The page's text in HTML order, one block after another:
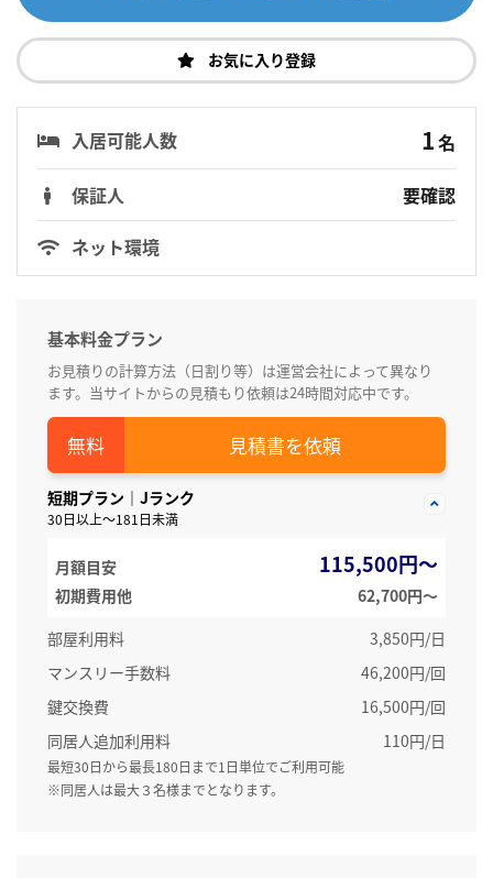
お気に入り登録
入居可能人数 1名
保証人
要確認
ネット環境
基本料金プラン
お見積りの計算方法（日割り等）は運営会社によって異なり
ます。当サイトからの見積もり依頼は24時間対応中です。
見積書を依頼
短期プラン｜Jランク
30日以上～181日未満
月額目安 115,500円～
初期費用他
62,700円〜
部屋利用料
3,850円/日
マンスリー手数料
46,200円/回
鍵交換費
16,500円/回
同居人追加利用料
110円/日
最短30日から最長180日まで1日単位でご利用可能
※同居人は最大３名様までとなります。